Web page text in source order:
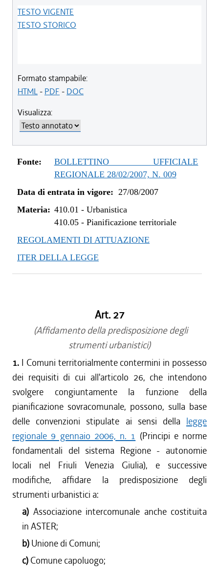
TESTO VIGENTE
TESTO STORICO
Formato stampabile:
HTML- PDF - DOC
Visualizza:
Fonte:
BOLLETTINO UFFICIALE
REGIONALE 28/02/2007, N. 009
Data di entrata in vigore: 27/08/2007
Materia: 410.01 - Urbanistica
410.05- Pianificazione territoriale
REGOLAMENTI DI ATTUAZIONE
ITER DELLA LEGGE
Art. 27
(Affidamento della predisposizione degli
strumenti urbanistici)
1. I Comuni territorialmente contermini in possesso
dei requisiti di cui all'articolo 26, che intendono
svolgere congiuntamente la funzione della
pianificazione sovracomunale, possono, sulla base
delle convenzioni stipulate ai sensi della legge
regionale 9 gennaio 2006, n. 1 (Principi e norme
fondamentali del sistema Regione - autonomie
locali nel Friuli Venezia Giulia), e successive
modifiche, affidare la predisposizione degli
strumenti urbanistici a:
a) Associazione intercomunale anche costituita
in ASTER;
b) Unione di Comuni;
c) Comune capoluogo;